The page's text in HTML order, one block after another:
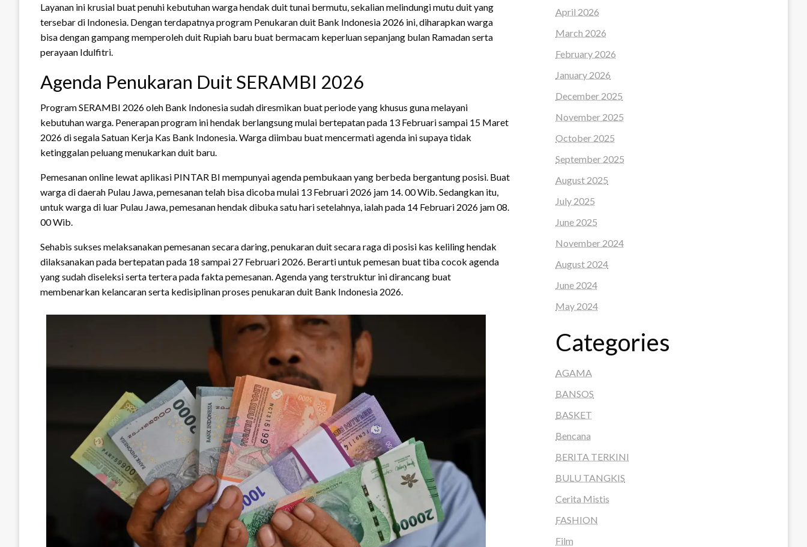
Layanan ini krusial buat penuhi kebutuhan warga hendak duit tunai bermutu, sekalian melindungi mutu duit yang
tersebar di Indonesia. Dengan terdapatnya program Penukaran duit Bank Indonesia 2026 ini, diharapkan warga
bisa dengan gampang memperoleh duit Rupiah baru buat bermacam keperluan sepanjang bulan Ramadan serta
perayaan Idulfitri.
Agenda Penukaran Duit SERAMBI 2026
Program SERAMBI 2026 oleh Bank Indonesia sudah diresmikan buat periode yang khusus guna melayani
kebutuhan warga. Penerapan program ini hendak berlangsung mulai bertepatan pada 13 Februari sampai 15 Maret
2026 di segala Satuan Kerja Kas Bank Indonesia. Warga diimbau buat mencermati agenda ini supaya tidak
ketinggalan peluang menukarkan duit baru.
Pemesanan online lewat aplikasi PINTAR BI mempunyai agenda pembukaan yang berbeda bergantung posisi. Buat
warga di daerah Pulau Jawa, pemesanan telah bisa dicoba mulai 13 Februari 2026 jam 14. 00 Wib. Sedangkan itu,
untuk warga di luar Pulau Jawa, pemesanan hendak dibuka satu hari setelahnya, ialah pada 14 Februari 2026 jam 08.
00 Wib.
Sehabis sukses melaksanakan pemesanan secara daring, penukaran duit secara raga di posisi kas keliling hendak
dilaksanakan pada bertepatan pada 18 sampai 27 Februari 2026. Berarti untuk pemesan buat tiba cocok agenda
yang sudah diseleksi serta tertera pada fakta pemesanan. Agenda yang terstruktur ini dirancang buat
membenarkan kelancaran serta kedisiplinan proses penukaran duit Bank Indonesia 2026.
April 2026
March 2026
February 2026
January 2026
December 2025
November 2025
October 2025
September 2025
August 2025
July 2025
June 2025
November 2024
August 2024
June 2024
May 2024
Categories
AGAMA
BANSOS
BASKET
Bencana
BERITA TERKINI
BULU TANGKIS
Cerita Mistis
FASHION
Film